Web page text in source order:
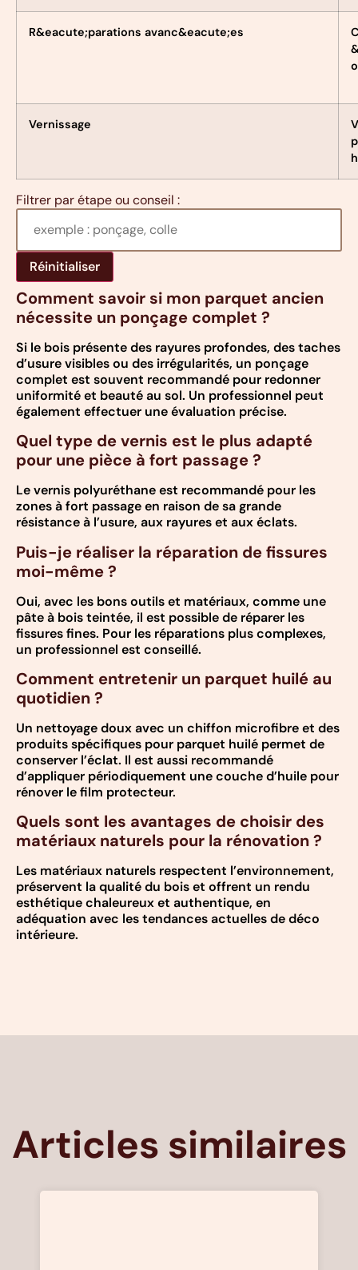
R&eacute;parations avanc&eacute;es
Vernissage
Filtrer par étape ou conseil :
Réinitialiser
Comment savoir si mon parquet ancien
nécessite un ponçage complet ?
Si le bois présente des rayures profondes, des taches
d’usure visibles ou des irrégularités, un ponçage
complet est souvent recommandé pour redonner
uniformité et beauté au sol. Un professionnel peut
également effectuer une évaluation précise.
Quel type de vernis est le plus adapté
pour une pièce à fort passage ?
Le vernis polyuréthane est recommandé pour les
zones à fort passage en raison de sa grande
résistance à l’usure, aux rayures et aux éclats.
Puis-je réaliser la réparation de fissures
moi-même ?
Oui, avec les bons outils et matériaux, comme une
pâte à bois teintée, il est possible de réparer les
fissures fines. Pour les réparations plus complexes,
un professionnel est conseillé.
Comment entretenir un parquet huilé au
quotidien ?
Un nettoyage doux avec un chiffon microfibre et des
produits spécifiques pour parquet huilé permet de
conserver l’éclat. Il est aussi recommandé
d’appliquer périodiquement une couche d’huile pour
rénover le film protecteur.
Quels sont les avantages de choisir des
matériaux naturels pour la rénovation ?
Les matériaux naturels respectent l’environnement,
préservent la qualité du bois et offrent un rendu
esthétique chaleureux et authentique, en
adéquation avec les tendances actuelles de déco
intérieure.
Articles similaires